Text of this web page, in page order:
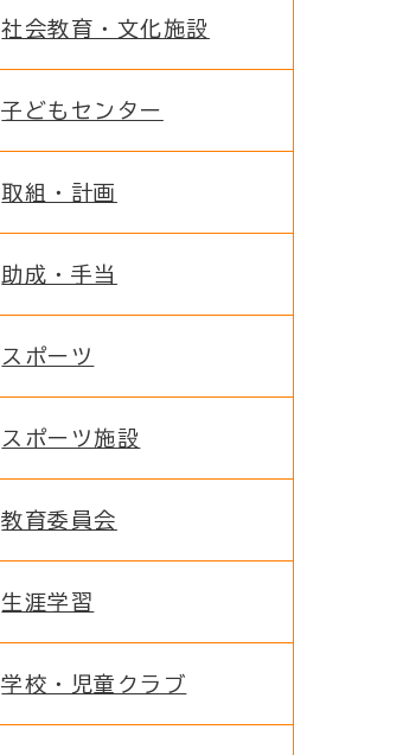
社会教育・文化施設
子どもセンター
取組・計画
助成・手当
スポーツ
スポーツ施設
教育委員会
生涯学習
学校・児童クラブ